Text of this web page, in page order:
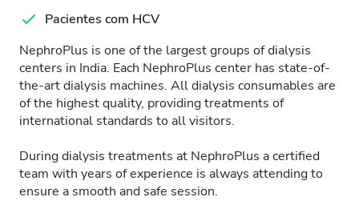
Pacientes com HCV
NephroPlus is one of the largest groups of dialysis
centers in India. Each NephroPlus center has state-of-
the-art dialysis machines. All dialysis consumables are
of the highest quality, providing treatments of
international standards to all visitors.
During dialysis treatments at NephroPlus a certified
team with years of experience is always attending to
ensure a smooth and safe session.